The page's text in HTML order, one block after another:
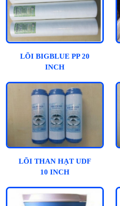
LÕI BIGBLUE PP 20
INCH
LÕI THAN HẠT UDF
10 INCH